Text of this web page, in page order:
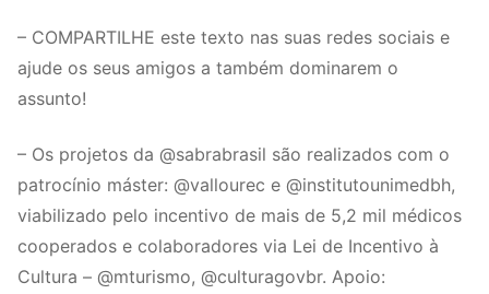
– COMPARTILHE este texto nas suas redes sociais e
ajude os seus amigos a também dominarem o
assunto!
– Os projetos da @sabrabrasil são realizados com o
patrocínio máster: @vallourec e @institutounimedbh,
viabilizado pelo incentivo de mais de 5,2 mil médicos
cooperados e colaboradores via Lei de Incentivo à
Cultura – @mturismo, @culturagovbr. Apoio: